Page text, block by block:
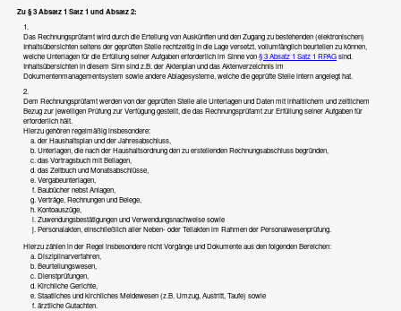
Zu § 3 Absatz 1 Satz 1 und Absatz 2:
1.
Das Rechnungsprüfamt wird durch die Erteilung von Auskünften und den Zugang zu bestehenden (elektronischen)
Inhaltsübersichten seitens der geprüften Stelle rechtzeitig in die Lage versetzt, vollumfänglich beurteilen zu können,
welche Unterlagen für die Erfüllung seiner Aufgaben erforderlich im Sinne von§ 3 Absatz 1 Satz 1 RPAGsind.
Inhaltsübersichten in diesem Sinn sind z.B. der Aktenplan und das Aktenverzeichnis im
Dokumentenmanagementsystem sowie andere Ablagesysteme, welche die geprüfte Stelle intern angelegt hat.
2.
Dem Rechnungsprüfamt werden von der geprüften Stelle alle Unterlagen und Daten mit inhaltlichem und zeitlichem
Bezug zur jeweiligen Prüfung zur Verfügung gestellt, die das Rechnungsprüfamt zur Erfüllung seiner Aufgaben für
erforderlich hält.
Hierzu gehören regelmäßig insbesondere:
der Haushaltsplan und der Jahresabschluss,
Unterlagen, die nach der Haushaltsordnung den zu erstellenden Rechnungsabschluss begründen,
das Vortragsbuch mit Beilagen,
das Zeitbuch und Monatsabschlüsse,
Vergabeunterlagen,
Baubücher nebst Anlagen,
Verträge, Rechnungen und Belege,
Kontoauszüge,
Zuwendungsbestätigungen und Verwendungsnachweise sowie
Personalakten, einschließlich aller Neben- oder Teilakten im Rahmen der Personalwesenprüfung.
Hierzu zählen in der Regel insbesondere nicht Vorgänge und Dokumente aus den folgenden Bereichen:
Disziplinarverfahren,
Beurteilungswesen,
Dienstprüfungen,
Kirchliche Gerichte,
Staatliches und kirchliches Meldewesen (z.B. Umzug, Austritt, Taufe) sowie
ärztliche Gutachten.